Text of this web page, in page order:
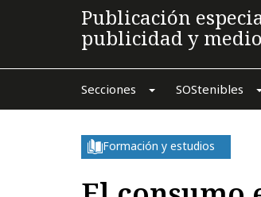
Publicación
publicidad y
Secciones SOStenibles
Formación y estudios